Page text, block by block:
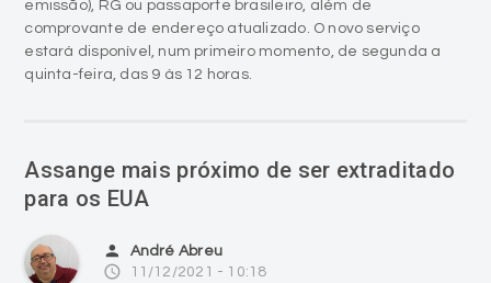
emissão), RG ou passaporte brasileiro, além de
comprovante de endereço atualizado. O novo serviço
estará disponível, num primeiro momento, de segunda a
quinta-feira, das 9 às 12 horas.
Assange mais próximo de ser extraditado
para os EUA
person André Abreu
access_time 11/12/2021 - 10:18